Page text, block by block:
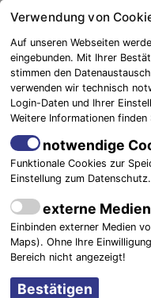
Springe
Inhalt
Blaulichtreport
Elbe-Elster
Bad
unterstützt bei
24. September 2020 -
Verwendung von
Auf unseren Webseiten
eingebunden. Mit Ihrer
stimmen den
verwenden wir technisch
Login-Daten und Ihrer
Weitere Informationen finden
notwendige
Funktionale Cookies zur
Einstellung zum Datenschutz.
externe Medien
Einbinden externer Medien
Maps). Ohne Ihre
Bereich nicht angezeigt!